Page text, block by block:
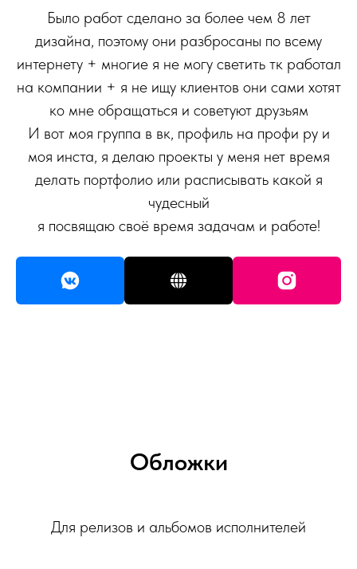
Было работ сделано за более чем 8 лет
дизайна, поэтому они разбросаны по всему
интернету + многие я не могу светить тк работал
на компании + я не ищу клиентов они сами хотят
ко мне обращаться и советуют друзьям
И вот моя группа в вк, профиль на профи ру и
моя инста, я делаю проекты у меня нет время
делать портфолио или расписывать какой я
чудесный
я посвящаю своё время задачам и работе!
Обложки
Для релизов и альбомов исполнителей